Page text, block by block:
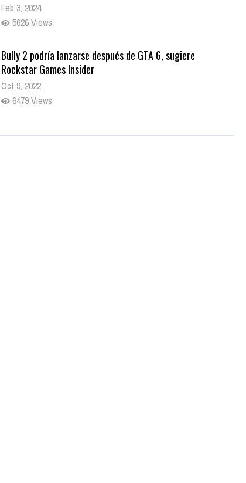
Feb 3, 2024
5626 Views
Bully 2 podría lanzarse después de GTA 6, sugiere
Rockstar Games Insider
Oct 9, 2022
6479 Views
Rumor: Se filtran los primeros detalles de Resident Evil